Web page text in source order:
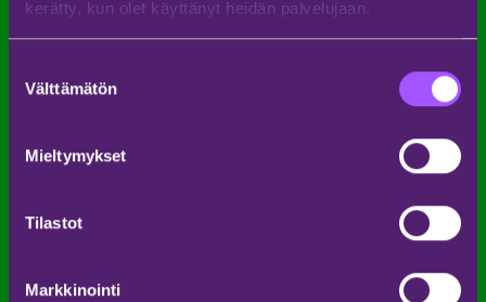
kerätty, kun olet käyttänyt heidän palvelujaan.
valinta
Välttämätön
Mieltymykset
Tilastot
Markkinointi
Tapahtuman tiedot: